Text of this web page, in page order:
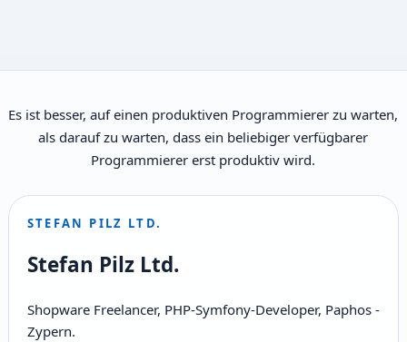
Es ist besser, auf einen produktiven Programmierer zu warten,
als darauf zu warten, dass ein beliebiger verfügbarer
Programmierer erst produktiv wird.
STEFAN PILZ LTD.
Stefan Pilz Ltd.
Shopware Freelancer, PHP-Symfony-Developer, Paphos -
Zypern.